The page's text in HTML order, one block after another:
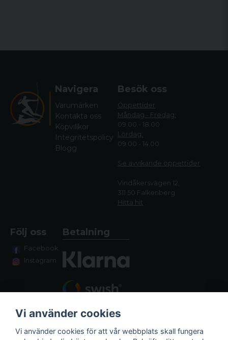
Navigera
Varumärken
Kontakta oss
Köpvillkor
Integritetspolicy
Blogg
Besök oss
Öppettider
Måndag - Fredag:
09.00 - 18.00
Lördag:
09.00 - 14.00
Se avvikande öppettider
Vindåkersvägen 12,
311 50 Falkenberg
Hitta hit
Följ oss
Facebook
Instagram
Betalning
Vi använder cookies
Vi använder cookies för att vår webbplats skall fungera